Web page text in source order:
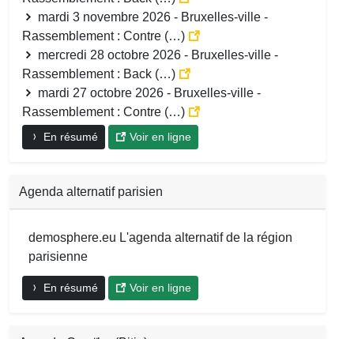
mardi 3 novembre 2026 - Bruxelles-ville -
Rassemblement : Contre (…)
mercredi 28 octobre 2026 - Bruxelles-ville -
Rassemblement : Back (…)
mardi 27 octobre 2026 - Bruxelles-ville -
Rassemblement : Contre (…)
En résumé Voir en ligne
Agenda alternatif parisien
demosphere.eu L'agenda alternatif de la région
parisienne
En résumé Voir en ligne